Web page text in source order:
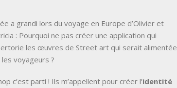
a grandi lors du voyage en Europe d’Olivier et
: Pourquoi ne pas créer une application qui
les œuvres de Street art qui serait alimentée
voyageurs ?
c’est parti ! Ils m’appellent pour créer l’identité